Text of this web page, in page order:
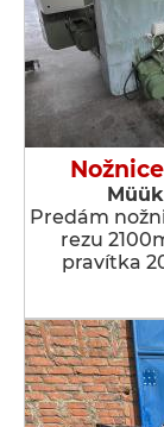
Predám
rezu
pravítka